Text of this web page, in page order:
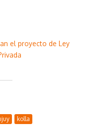
el proyecto de Ley
kolla